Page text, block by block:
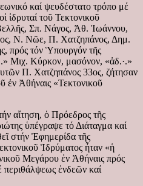
καί ψευδέστατο τρόπο μέ
ἱδρυταί τοῦ Τεκτονικοῦ
Σπ. Νάγος, Ἀθ. Ἰωάννου,
Ν. Νῶε, Π. Χατζηπάνος, Δημ.
πρός τόν Ὑπουργόν τῆς
Μιχ. Κύρκον, μασόνον, «ἀδ.·.»
Π. Χατζηπάνος 33ος, ζήτησαν
ἐν Ἀθήναις «Τεκτονικοῦ
αἴτηση, ὁ Πρόεδρος τῆς
ὑπέγραψε τό Διάταγμα καί
στήν Ἐφημερίδα τῆς
Ἱδρύματος ἦταν «ἡ
Μεγάρου ἐν Ἀθήναις πρός
περιθάλψεως ἐνδεῶν καί